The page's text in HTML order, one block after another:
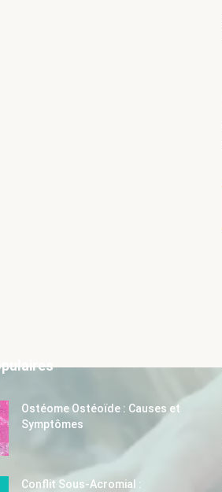
Ostéome Ostéoïde : Causes et
Symptômes
Conflit Sous-Acromial :